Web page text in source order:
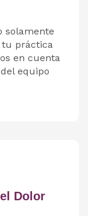
solamente
tu práctica
en cuenta
equipo
Dolor